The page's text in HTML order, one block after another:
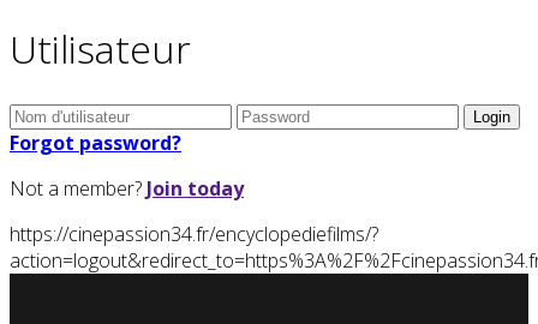
Utilisateur
Forgot password?
Not a member? Join today
https://cinepassion34.fr/encyclopediefilms/?